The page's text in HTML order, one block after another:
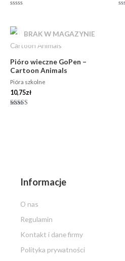
5
BRAK W MAGAZYNIE
Pióro wieczne GoPen –
Cartoon Animals
Pióra szkolne
10,75zł
Informacje
O nas
Regulamin
Kontakt i dane firmy
Polityka prywatności